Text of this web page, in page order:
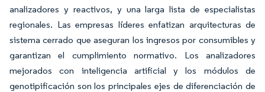
analizadores y reactivos, y una larga lista de especialistas
regionales. Las empresas líderes enfatizan arquitecturas de
sistema cerrado que aseguran los ingresos por consumibles y
garantizan el cumplimiento normativo. Los analizadores
mejorados con inteligencia artificial y los módulos de
genotipificación son los principales ejes de diferenciación de